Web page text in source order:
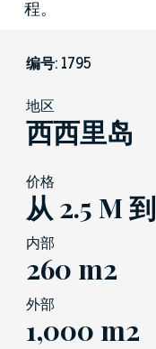
程。
编号: 1795
地区
西西里岛
价格
从 2.5 M
内部
260 m2
外部
1,000 m2